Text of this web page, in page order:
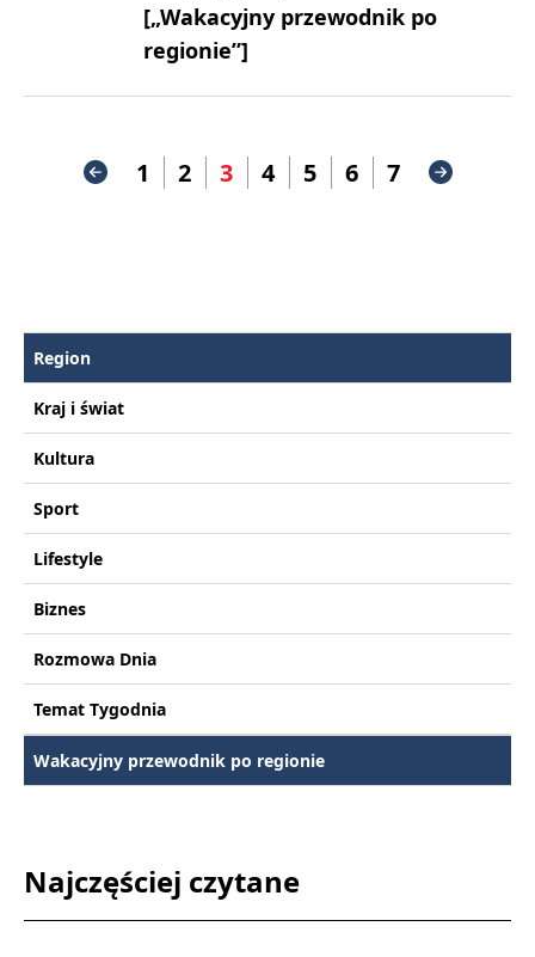
[„Wakacyjny przewodnik po
regionie”]
1 2 3 4 5 6 7
Region
Kraj i świat
Kultura
Sport
Lifestyle
Biznes
Rozmowa Dnia
Temat Tygodnia
Wakacyjny przewodnik po regionie
Najczęściej czytane